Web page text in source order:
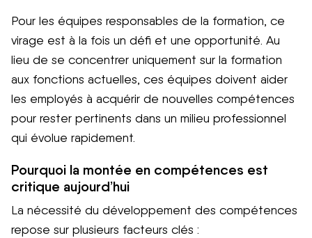
Pour les équipes responsables de la formation, ce
virage est à la fois un défi et une opportunité. Au
lieu de se concentrer uniquement sur la formation
aux fonctions actuelles, ces équipes doivent aider
les employés à acquérir de nouvelles compétences
pour rester pertinents dans un milieu professionnel
qui évolue rapidement.
Pourquoi la montée en compétences est
critique aujourd’hui
La nécessité du développement des compétences
repose sur plusieurs facteurs clés :